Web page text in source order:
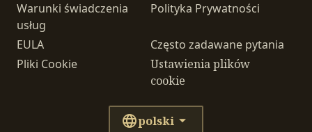
Warunki świadczenia
usług
Polityka Prywatności
EULA
Często zadawane pytania
Pliki Cookie
Ustawienia plików
cookie
polski